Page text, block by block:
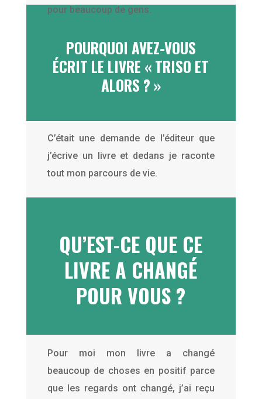
pour beaucoup de gens.
POURQUOI AVEZ-VOUS
ÉCRIT LE LIVRE « TRISO ET
ALORS ? »
C’était une demande de l’éditeur que
j’écrive un livre et dedans je raconte
tout mon parcours de vie.
QU’EST-CE QUE CE
LIVRE A CHANGÉ
POUR VOUS ?
Pour moi mon livre a changé
beaucoup de choses en positif parce
que les regards ont changé, j’ai reçu